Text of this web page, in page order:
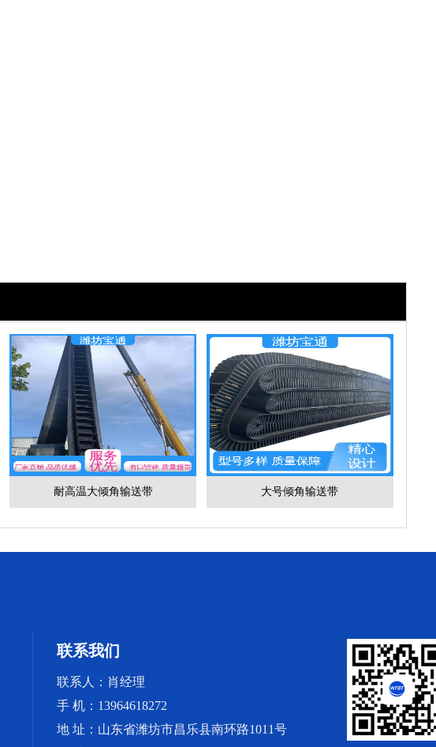
耐高温大倾角输送带 大号倾角输送带
联系我们
联系人：肖经理
手 机：13964618272
地 址：山东省潍坊市昌乐县南环路1011号